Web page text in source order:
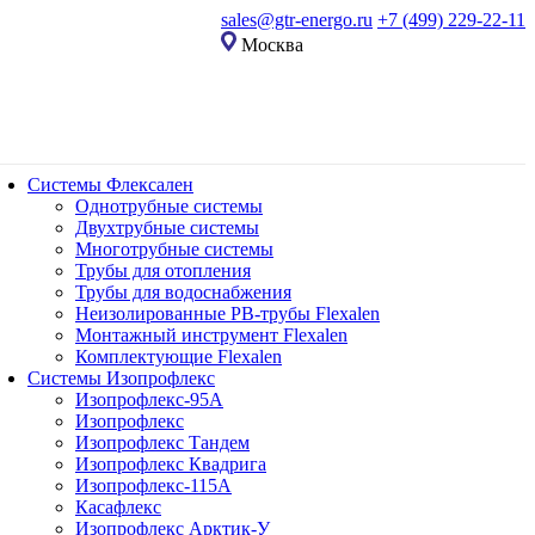
sales@gtr-energo.ru +7 (499) 229-22-11
Москва
Системы Флексален
Однотрубные системы
Двухтрубные системы
Многотрубные системы
Трубы для отопления
Трубы для водоснабжения
Неизолированные PB-трубы Flexalen
Монтажный инструмент Flexalen
Комплектующие Flexalen
Системы Изопрофлекс
Изопрофлекс-95А
Изопрофлекс
Изопрофлекс Тандем
Изопрофлекс Квадрига
Изопрофлекс-115А
Касафлекс
Изопрофлекс Арктик-У